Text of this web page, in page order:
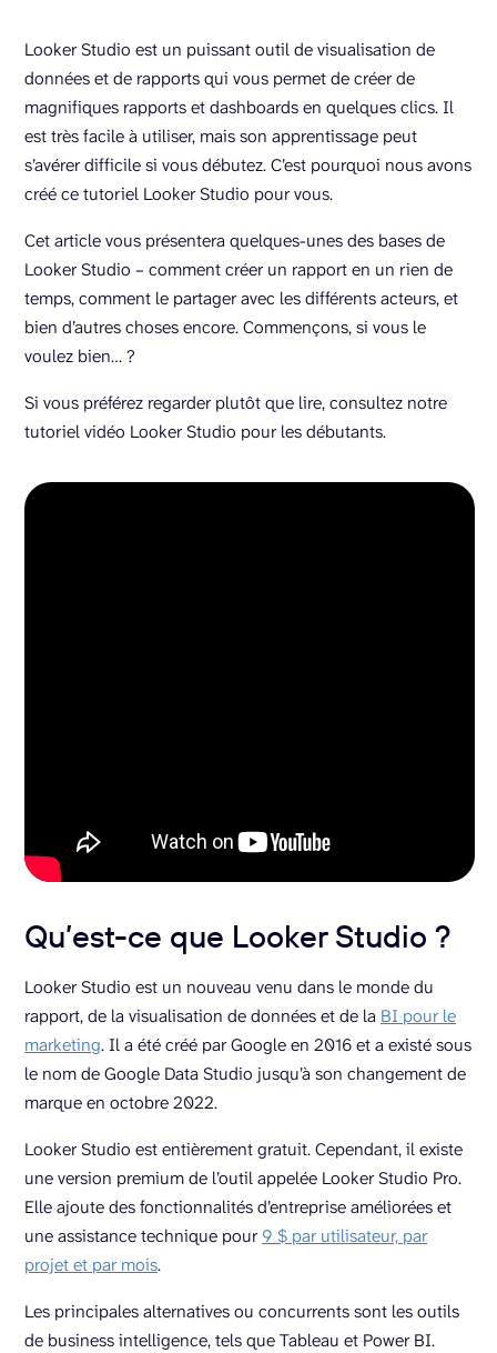
Looker Studio est un puissant outil de visualisation de
données et de rapports qui vous permet de créer de
magnifiques rapports et dashboards en quelques clics. Il
est très facile à utiliser, mais son apprentissage peut
s’avérer difficile si vous débutez. C’est pourquoi nous avons
créé ce tutoriel Looker Studio pour vous.
Cet article vous présentera quelques-unes des bases de
Looker Studio – comment créer un rapport en un rien de
temps, comment le partager avec les différents acteurs, et
bien d’autres choses encore. Commençons, si vous le
voulez bien… ?
Si vous préférez regarder plutôt que lire, consultez notre
tutoriel vidéo Looker Studio pour les débutants.
Qu’est-ce que Looker Studio ?
Looker Studio est un nouveau venu dans le monde du
rapport, de la visualisation de données et de la BI pour le
marketing. Il a été créé par Google en 2016 et a existé sous
le nom de Google Data Studio jusqu’à son changement de
marque en octobre 2022.
Looker Studio est entièrement gratuit. Cependant, il existe
une version premium de l’outil appelée Looker Studio Pro.
Elle ajoute des fonctionnalités d’entreprise améliorées et
une assistance technique pour9 $ par utilisateur, par
projet et par mois.
Les principales alternatives ou concurrents sont les outils
de business intelligence, tels que Tableau et Power BI.